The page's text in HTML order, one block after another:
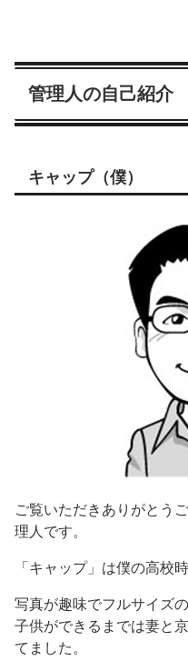
管理人の自己紹介
キャップ（僕）
ご覧いただきありがとう
理人です。
「キャップ」は僕の高校
写真が趣味でフルサイズ
子供ができるまでは妻と
てました。